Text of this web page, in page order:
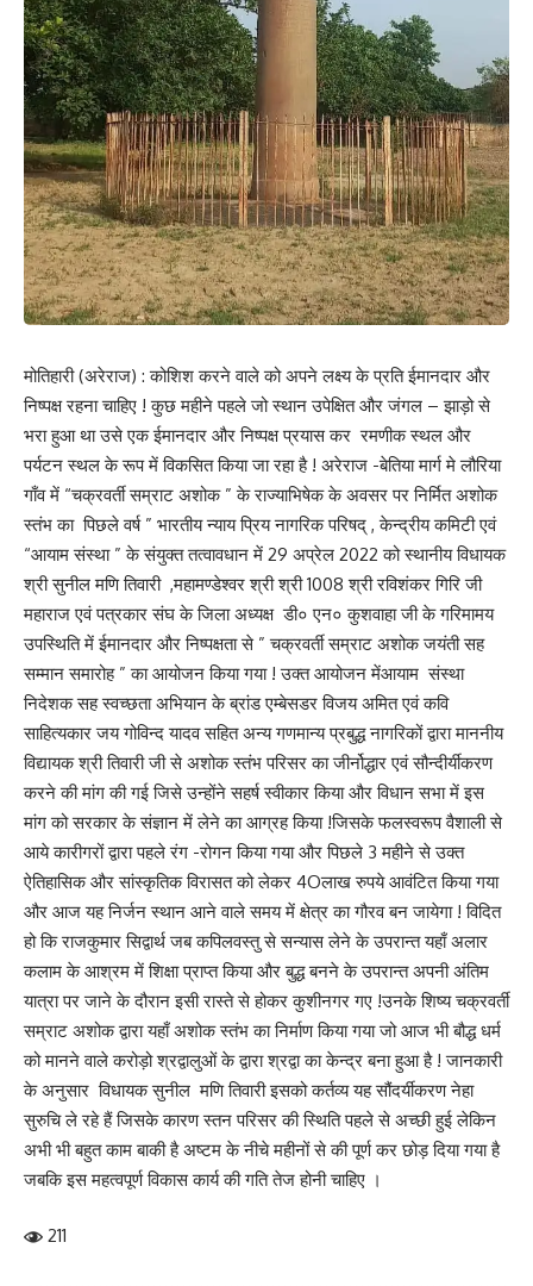
मोतिहारी (अरेराज) : कोशिश करने वाले को अपने लक्ष्य के प्रति ईमानदार और
निष्पक्ष रहना चाहिए ! कुछ महीने पहले जो स्थान उपेक्षित और जंगल – झाड़ो से
भरा हुआ था उसे एक ईमानदार और निष्पक्ष प्रयास कर रमणीक स्थल और
पर्यटन स्थल के रूप में विकसित किया जा रहा है ! अरेराज -बेतिया मार्ग मे लौरिया
गाँव में “चक्रवर्ती सम्राट अशोक ” के राज्याभिषेक के अवसर पर निर्मित अशोक
स्तंभ का पिछले वर्ष ” भारतीय न्याय प्रिय नागरिक परिषद् , केन्द्रीय कमिटी एवं
“आयाम संस्था ” के संयुक्त तत्वावधान में 29 अप्रेल 2022 को स्थानीय विधायक
श्री सुनील मणि तिवारी ,महामण्डेश्वर श्री श्री 1008 श्री रविशंकर गिरि जी
महाराज एवं पत्रकार संघ के जिला अध्यक्ष डी० एन० कुशवाहा जी के गरिमामय
उपस्थिति में ईमानदार और निष्पक्षता से ” चक्रवर्ती सम्राट अशोक जयंती सह
सम्मान समारोह ” का आयोजन किया गया ! उक्त आयोजन मेंआयाम संस्था
निदेशक सह स्वच्छता अभियान के ब्रांड एम्बेसडर विजय अमित एवं कवि
साहित्यकार जय गोविन्द यादव सहित अन्य गणमान्य प्रबुद्ध नागरिकों द्वारा माननीय
विद्यायक श्री तिवारी जी से अशोक स्तंभ परिसर का जीर्नोद्धार एवं सौन्दीर्यीकरण
करने की मांग की गई जिसे उन्होंने सहर्ष स्वीकार किया और विधान सभा में इस
मांग को सरकार के संज्ञान में लेने का आग्रह किया !जिसके फलस्वरूप वैशाली से
आये कारीगरों द्वारा पहले रंग -रोगन किया गया और पिछले 3 महीने से उक्त
ऐतिहासिक और सांस्कृतिक विरासत को लेकर 4Oलाख रुपये आवंटित किया गया
और आज यह निर्जन स्थान आने वाले समय में क्षेत्र का गौरव बन जायेगा ! विदित
हो कि राजकुमार सिद्वार्थ जब कपिलवस्तु से सन्यास लेने के उपरान्त यहाँ अलार
कलाम के आश्रम में शिक्षा प्राप्त किया और बुद्ध बनने के उपरान्त अपनी अंतिम
यात्रा पर जाने के दौरान इसी रास्ते से होकर कुशीनगर गए !उनके शिष्य चक्रवर्ती
सम्राट अशोक द्वारा यहाँ अशोक स्तंभ का निर्माण किया गया जो आज भी बौद्ध धर्म
को मानने वाले करोड़ो श्रद्वालुओं के द्वारा श्रद्वा का केन्द्र बना हुआ है ! जानकारी
के अनुसार विधायक सुनील मणि तिवारी इसको कर्तव्य यह सौंदर्यीकरण नेहा
सुरुचि ले रहे हैं जिसके कारण स्तन परिसर की स्थिति पहले से अच्छी हुई लेकिन
अभी भी बहुत काम बाकी है अष्टम के नीचे महीनों से की पूर्ण कर छोड़ दिया गया है
जबकि इस महत्वपूर्ण विकास कार्य की गति तेज होनी चाहिए ।
211